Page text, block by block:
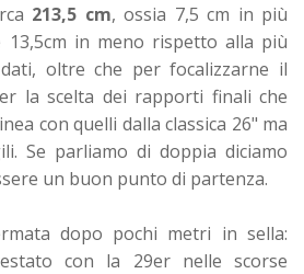
213,5 cm, ossia 7,5 cm in più
in meno rispetto alla più
oltre che per focalizzarne il
la scelta dei rapporti finali che
con quelli dalla classica 26" ma
Se parliamo di doppia diciamo
un buon punto di partenza.
dopo pochi metri in sella:
con la 29er nelle scorse